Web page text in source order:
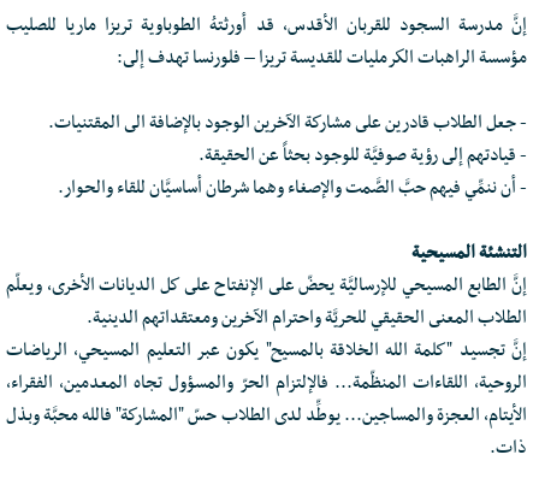
إنَّ مدرسة السجود للقربان الأقدس، قد أورثتهُ الطوباوية تريزا ماريا للصليب
مؤسسة الراهبات الكرمليات للقديسة تريزا – فلورنسا تهدف إلى:
- جعل الطلاب قادرين على مشاركة الآخرين الوجود بالإضافة الى المقتنيات.
- قيادتهم إلى رؤية صوفيَّة للوجود بحثاً عن الحقيقة.
- أن ننمِّي فيهم حبَّ الصَّمت والإصغاء وهما شرطان أساسيَّان للقاء والحوار.
التنشئة المسيحية
إنَّ الطابع المسيحي للإرساليَّة يحضّ على الإنفتاح على كل الديانات الأخرى، ويعلّم
الطلاب المعنى الحقيقي للحريَّة واحترام الآخرين ومعتقداتهم الدينية.
إنَّ تجسيد "كلمة الله الخلاقة بالمسيح" يكون عبر التعليم المسيحي، الرياضات
الروحية، اللقاءات المنظّمة... فالإلتزام الحرّ والمسؤول تجاه المعدمين، الفقراء،
الأيتام، العجزة والمساجين... يوطِّد لدى الطلاب حسّ "المشاركة" فالله محبَّة وبذل
ذات.